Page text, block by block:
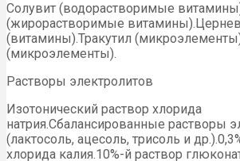
Солувит (водорастворимые
(жирорастворимые
(витамины).Тракутил
(микроэлементы).
Растворы электролитов
Изотонический раствор хлорида
натрия.Сбалансированные растворы
(лактосоль, ацесоль, трисоль и
хлорида калия.10%-й раствор